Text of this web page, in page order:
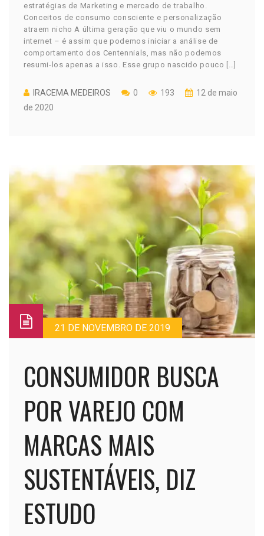
estratégias de Marketing e mercado de trabalho.
Conceitos de consumo consciente e personalização
atraem nicho A última geração que viu o mundo sem
internet – é assim que podemos iniciar a análise de
comportamento dos Centennials, mas não podemos
resumi-los apenas a isso. Esse grupo nascido pouco […]
IRACEMA MEDEIROS 0 193
12 de maio
de 2020
21 DE NOVEMBRO DE 2019
CONSUMIDOR BUSCA
POR VAREJO COM
MARCAS MAIS
SUSTENTÁVEIS, DIZ
ESTUDO